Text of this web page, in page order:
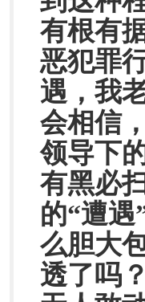
有根有
恶犯罪
遇，我
会相信
领导下
有黑必
的“遭
么胆大
透了吗